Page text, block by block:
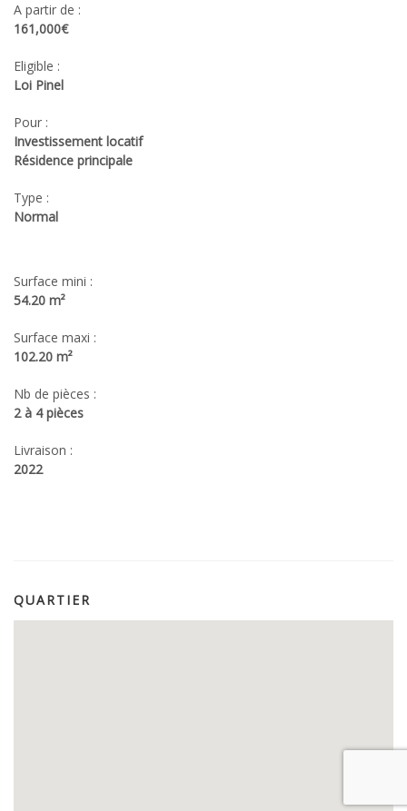
A partir de :
161,000€
Eligible :
Loi Pinel
Pour :
Investissement locatif
Résidence principale
Type :
Normal
Surface mini :
54.20 m²
Surface maxi :
102.20 m²
Nb de pièces :
2 à 4 pièces
Livraison :
2022
QUARTIER